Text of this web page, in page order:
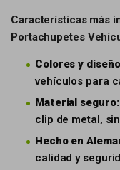
Características más
Portachupetes
Colores y
vehículos para
Material seguro:
clip de metal,
Hecho en
calidad y